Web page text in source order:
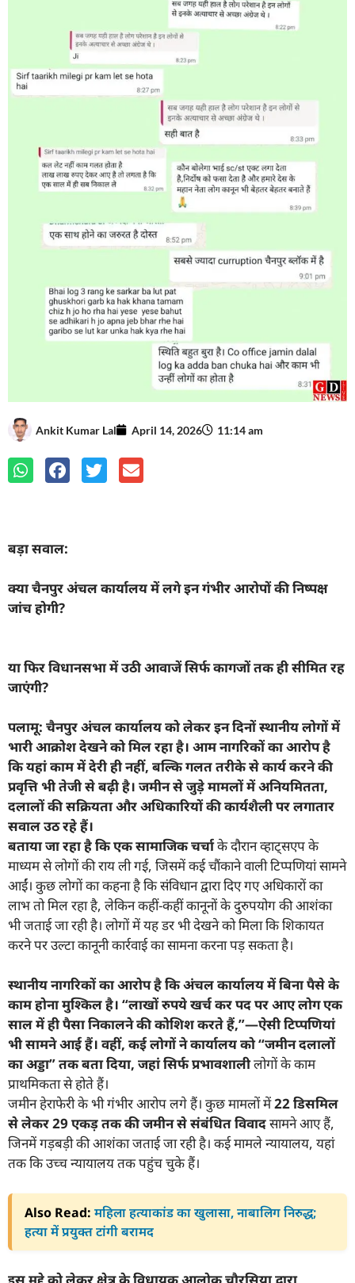
Ankit Kumar Lal April 14, 2026 11:14 am
बड़ा सवाल:
क्या चैनपुर अंचल कार्यालय में लगे इन गंभीर आरोपों की निष्पक्ष
जांच होगी?
या फिर विधानसभा में उठी आवाजें सिर्फ कागजों तक ही सीमित रह
जाएंगी?
पलामू: चैनपुर अंचल कार्यालय को लेकर इन दिनों स्थानीय लोगों में
भारी आक्रोश देखने को मिल रहा है। आम नागरिकों का आरोप है
कि यहां काम में देरी ही नहीं, बल्कि गलत तरीके से कार्य करने की
प्रवृत्ति भी तेजी से बढ़ी है। जमीन से जुड़े मामलों में अनियमितता,
दलालों की सक्रियता और अधिकारियों की कार्यशैली पर लगातार
सवाल उठ रहे हैं।
बताया जा रहा है कि एक सामाजिक चर्चाके दौरान व्हाट्सएप के
माध्यम से लोगों की राय ली गई, जिसमें कई चौंकाने वाली टिप्पणियां सामने
आईं। कुछ लोगों का कहना है कि संविधान द्वारा दिए गए अधिकारों का
लाभ तो मिल रहा है, लेकिन कहीं-कहीं कानूनों के दुरुपयोग की आशंका
भी जताई जा रही है। लोगों में यह डर भी देखने को मिला कि शिकायत
करने पर उल्टा कानूनी कार्रवाई का सामना करना पड़ सकता है।
स्थानीय नागरिकों का आरोप है कि अंचल कार्यालय में बिना पैसे के
काम होना मुश्किल है। “लाखों रुपये खर्च कर पद पर आए लोग एक
साल में ही पैसा निकालने की कोशिश करते हैं,”—ऐसी टिप्पणियां
भी सामने आई हैं। वहीं, कई लोगों ने कार्यालय को “जमीन दलालों
का अड्डा” तक बता दिया, जहां सिर्फ प्रभावशालीलोगों के काम
प्राथमिकता से होते हैं।
जमीन हेराफेरी के भी गंभीर आरोप लगे हैं। कुछ मामलों में22 डिसमिल
से लेकर 29 एकड़ तक की जमीन से संबंधित विवादसामने आए हैं,
जिनमें गड़बड़ी की आशंका जताई जा रही है। कई मामले न्यायालय, यहां
तक कि उच्च न्यायालय तक पहुंच चुके हैं।
Also Read: महिला हत्याकांड का खुलासा, नाबालिग निरुद्ध;
हत्या में प्रयुक्त टांगी बरामद